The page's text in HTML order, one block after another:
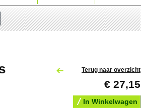
Terug naar overzicht
€ 27,15
In Winkelwagen